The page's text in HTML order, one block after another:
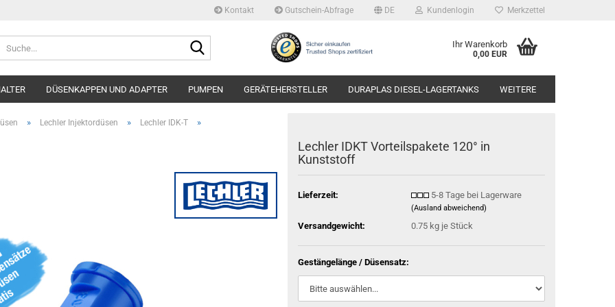
Kontakt Gutschein-Abfrage DE Kundenlogin Merkzettel
Ihr Warenkorb
0,00 EUR
DÜSENKAPPEN UND ADAPTER PUMPEN GERÄTEHERSTELLER DURAPLAS DIESEL-LAGERTANKS WEITERE
» Lechler Injektordüsen » Lechler IDK-T »
Lechler IDKT Vorteilspakete 120° in
Kunststoff
Lieferzeit: 5-8 Tage bei Lagerware
(Ausland abweichend)
Versandgewicht: 0.75 kg je Stück
Gestängelänge / Düsensatz: